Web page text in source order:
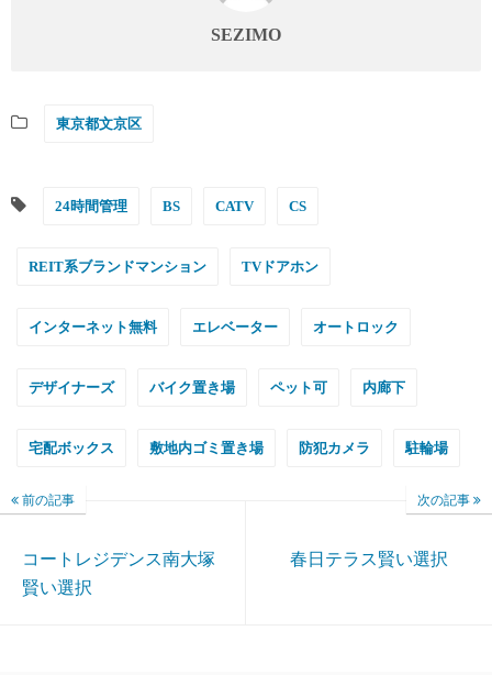
SEZIMO
東京都文京区
24時間管理 BS CATV CS
REIT系ブランドマンション TVドアホン
インターネット無料 エレベーター オートロック
デザイナーズ バイク置き場 ペット可 内廊下
宅配ボックス 敷地内ゴミ置き場 防犯カメラ 駐輪場
前の記事
コートレジデンス南大塚
賢い選択
次の記事
春日テラス賢い選択